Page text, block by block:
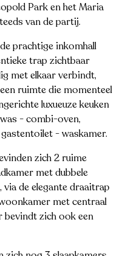
Park en het Maria
van de partij.
prachtige inkomhall
trap zichtbaar
met elkaar verbindt,
ruimte die momenteel
luxueuze keuken
- combi-oven,
- waskamer.
zich 2 ruime
met dubbele
de elegante draaitrap
met centraal
bevindt zich ook een